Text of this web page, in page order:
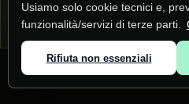
Usiamo solo cookie tecnici e,
funzionalità/servizi di terze parti.
Rifiuta non essenziali
La pagina risponde a questa
domande collegate su PC
software. Prima
contesto, dispositivi e
© 2026 Marco Lunardi ·